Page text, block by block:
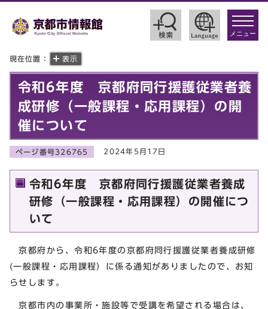
toggle
メニュー
現在位置： 表示
令和6年度 京都府同行援護従業者養
成研修（一般課程・応用課程）の開
催について
ページ番号326765 2024年5月17日
令和6年度 京都府同行援護従業者養成
研修（一般課程・応用課程）の開催につ
いて
京都府から、令和6年度の京都府同行援護従業者養成研修
(一般課程・応用課程）に係る通知がありましたので、お知
らせします。
京都市内の事業所・施設等で受講を希望される場合は、